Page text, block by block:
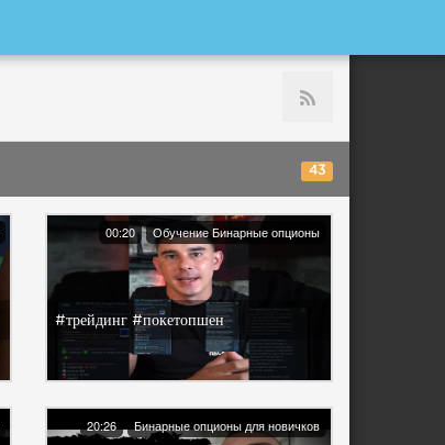
43
00:20 Обучение Бинарные опционы
#трейдинг #покетопшен
20:26 Бинарные опционы для новичков